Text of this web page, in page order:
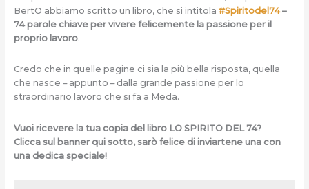
BertO abbiamo scritto un libro, che si intitola #Spiritodel74 –
74 parole chiave per vivere felicemente la passione per il
proprio lavoro.
Credo che in quelle pagine ci sia la più bella risposta, quella
che nasce – appunto – dalla grande passione per lo
straordinario lavoro che si fa a Meda.
Vuoi ricevere la tua copia del libro LO SPIRITO DEL 74?
Clicca sul banner qui sotto, sarò felice di inviartene una con
una dedica speciale!